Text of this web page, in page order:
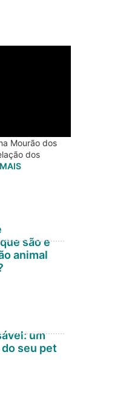
Mourão dos
dos
são e
animal
um
seu pet